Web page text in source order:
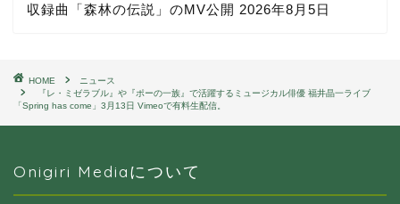
収録曲「森林の伝説」のMV公開 2026年8月5日
HOME
ニュース
『レ・ミゼラブル』や『ポーの一族』で活躍するミュージカル俳優 福井晶一ライブ
「Spring has come」3月13日 Vimeoで有料生配信。
Onigiri Mediaについて